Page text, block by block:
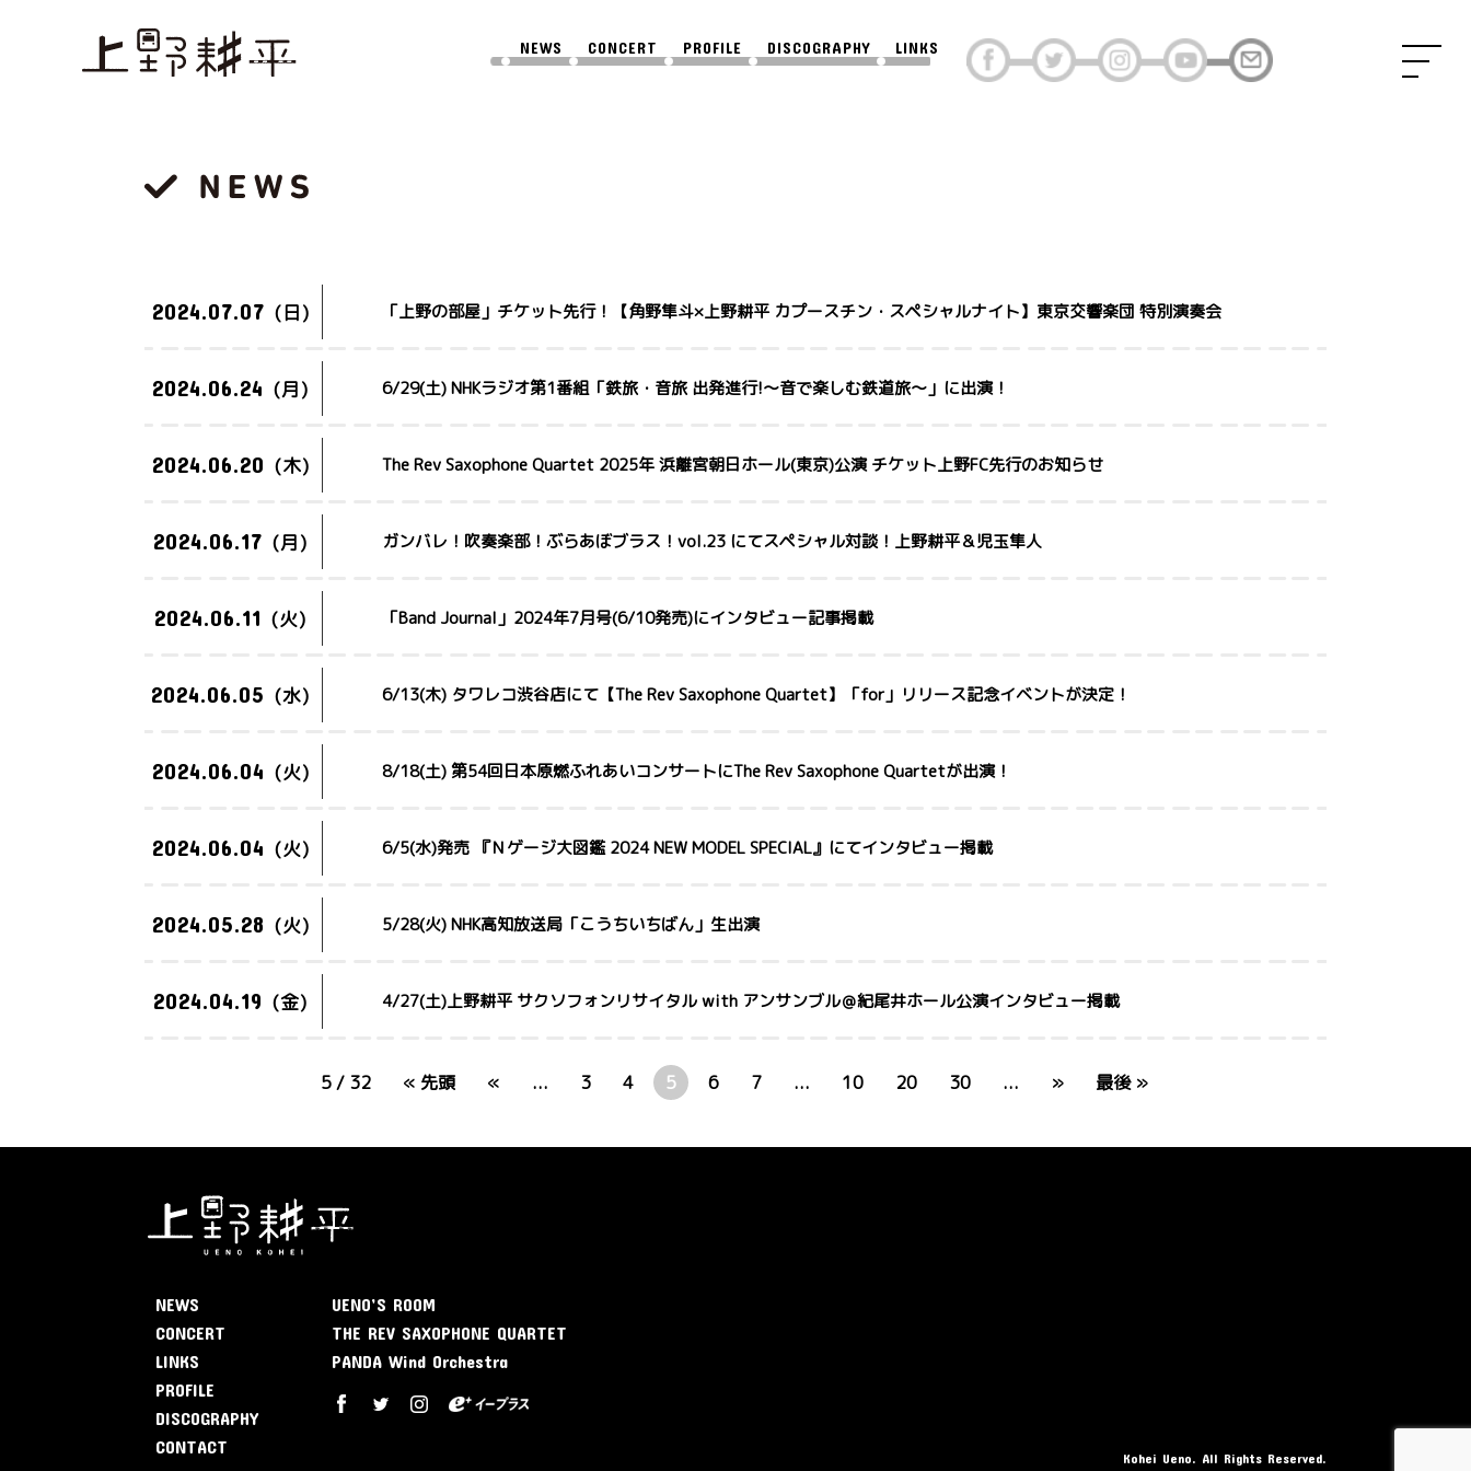
NEWS CONCERT PROFILE DISCOGRAPHY LINKS
2024.07.07 (日) 「上野の部屋」チケット先行！【角野隼斗×上野耕平 カプースチン・スペシャルナイト】東京交響楽団 特別演奏会
2024.06.24 (月) 6/29(土) NHKラジオ第1番組「鉄旅・音旅 出発進行!〜音で楽しむ鉄道旅〜」に出演！
2024.06.20 (木) The Rev Saxophone Quartet 2025年 浜離宮朝日ホール(東京)公演 チケット上野FC先行のお知らせ
2024.06.17 (月) ガンバレ！吹奏楽部！ぶらあぼブラス！vol.23 にてスペシャル対談！上野耕平＆児玉隼人
2024.06.11 (火) 「Band Journal」2024年7月号(6/10発売)にインタビュー記事掲載
2024.06.05 (水) 6/13(木) タワレコ渋谷店にて【The Rev Saxophone Quartet】「for」リリース記念イベントが決定！
2024.06.04 (火) 8/18(土) 第54回日本原燃ふれあいコンサートにThe Rev Saxophone Quartetが出演！
2024.06.04 (火) 6/5(水)発売 『Ｎゲージ大図鑑 2024 NEW MODEL SPECIAL』にてインタビュー掲載
2024.05.28 (火) 5/28(火) NHK高知放送局「こうちいちばん」生出演
2024.04.19 (金) 4/27(土)上野耕平 サクソフォンリサイタル with アンサンブル＠紀尾井ホール公演インタビュー掲載
5 / 32 « 先頭 « ... 3 4 5 6 7 ... 10 20 30 ... » 最後 »
NEWS
CONCERT
LINKS
PROFILE
DISCOGRAPHY
CONTACT
UENO’S ROOM
THE REV SAXOPHONE QUARTET
PANDA Wind Orchestra
Kohei Ueno. All Rights Reserved.